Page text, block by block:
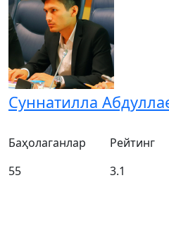
Суннатилла
Баҳолаганлар
55
Рейтинг
3.1